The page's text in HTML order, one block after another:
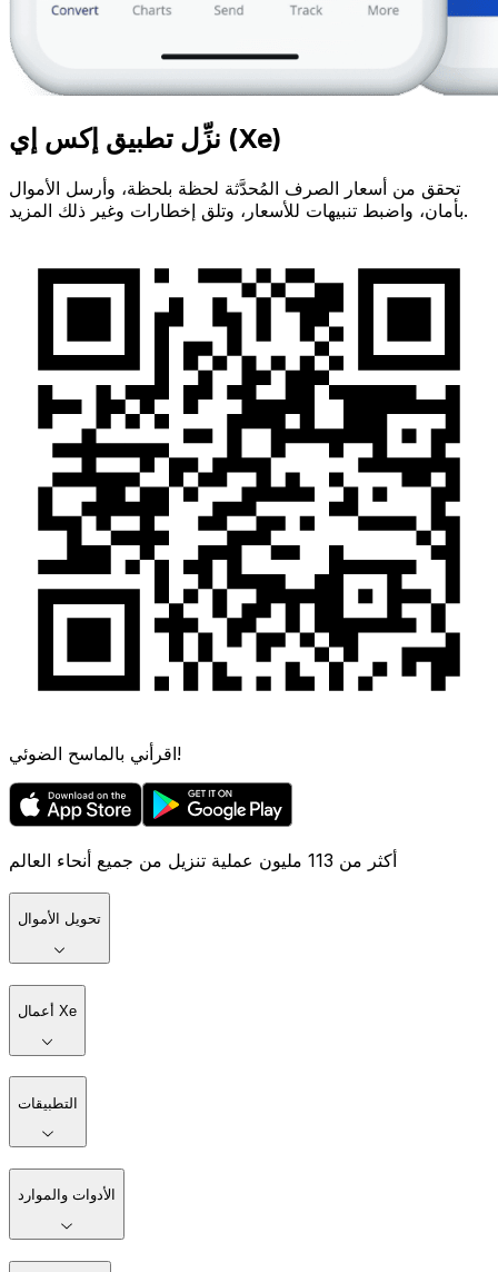
نزِّل تطبيق إكس إي (Xe)
تحقق من أسعار الصرف المُحدَّثة لحظة بلحظة، وأرسل الأموال
بأمان، واضبط تنبيهات للأسعار، وتلق إخطارات وغير ذلك المزيد.
اقرأني بالماسح الضوئي!
أكثر من 113 مليون عملية تنزيل من جميع أنحاء العالم
تحويل الأموال
أعمال Xe
التطبيقات
الأدوات والموارد